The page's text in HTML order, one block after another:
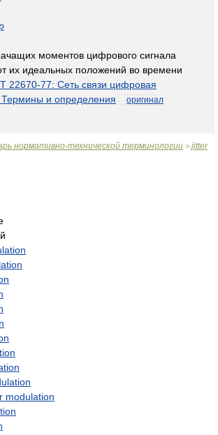
моментов цифрового сигнала
их идеальных положений во времени
22670-77: Сеть связи цифровая
Термины и определения
оригинал
нормативно-технической терминологии > jitter
modulation